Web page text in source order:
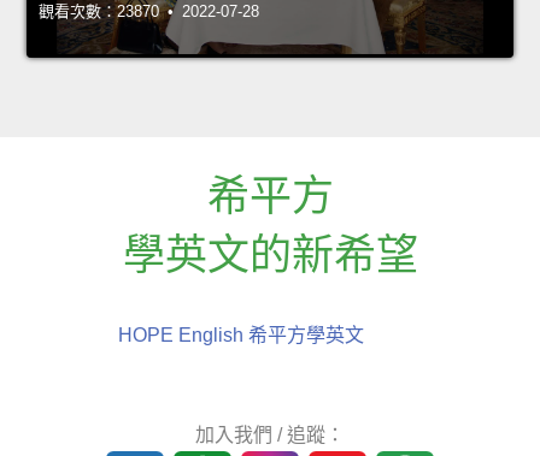
觀看次數：23870 • 2022-07-28
希平方
學英文的新希望
HOPE English 希平方學英文
加入我們 / 追蹤：